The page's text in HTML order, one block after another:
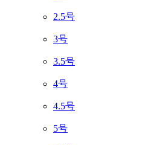
2.5号
3号
3.5号
4号
4.5号
5号